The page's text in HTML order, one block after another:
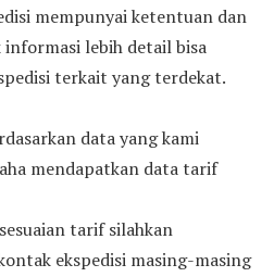
mempunyai ketentuan dan
lebih detail bisa
terkait yang terdekat.
data yang kami
mendapatkan data tarif
tarif silahkan
ekspedisi masing-masing